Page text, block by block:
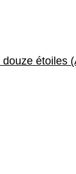
étoiles